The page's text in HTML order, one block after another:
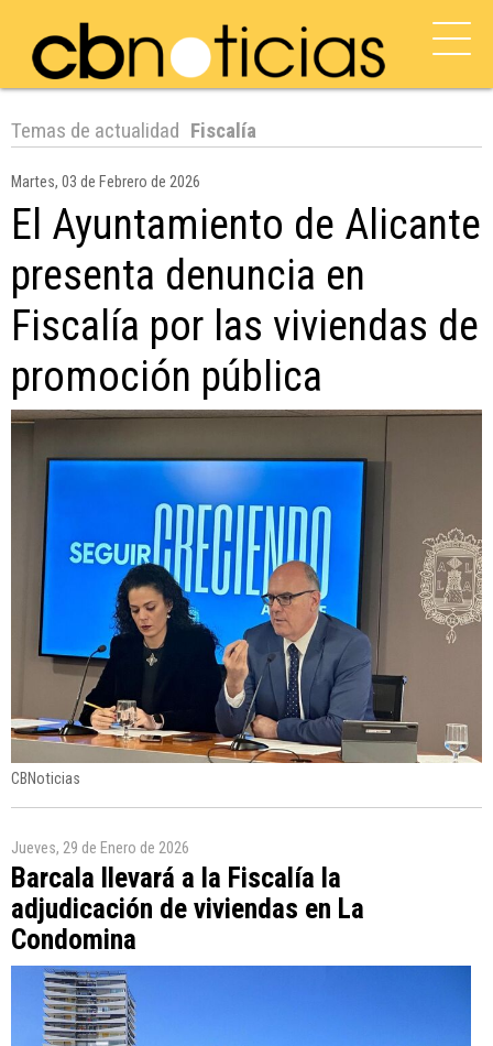
Temas de actualidad Fiscalía
Martes, 03 de Febrero de 2026
El Ayuntamiento de Alicante
presenta denuncia en
Fiscalía por las viviendas de
promoción pública
CBNoticias
Jueves, 29 de Enero de 2026
Barcala llevará a la Fiscalía la
adjudicación de viviendas en La
Condomina